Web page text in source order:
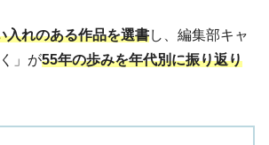
入れのある作品を選書し、編集部キャ
」が55年の歩みを年代別に振り返り